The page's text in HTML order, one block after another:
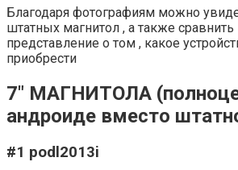
Благодаря фотографиям можно
штатных магнитол , а также
представление о том , какое
приобрести
7″ МАГНИТОЛА
андроиде вместо
#1 podl2013i